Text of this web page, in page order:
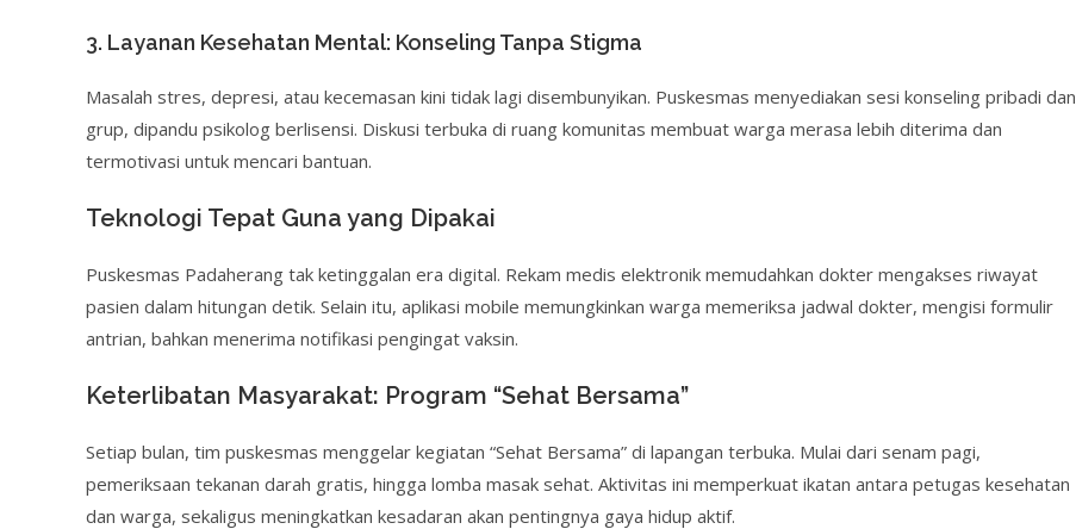
3. Layanan Kesehatan Mental: Konseling Tanpa Stigma
Masalah stres, depresi, atau kecemasan kini tidak lagi disembunyikan. Puskesmas menyediakan sesi konseling pribadi dan
grup, dipandu psikolog berlisensi. Diskusi terbuka di ruang komunitas membuat warga merasa lebih diterima dan
termotivasi untuk mencari bantuan.
Teknologi Tepat Guna yang Dipakai
Puskesmas Padaherang tak ketinggalan era digital. Rekam medis elektronik memudahkan dokter mengakses riwayat
pasien dalam hitungan detik. Selain itu, aplikasi mobile memungkinkan warga memeriksa jadwal dokter, mengisi formulir
antrian, bahkan menerima notifikasi pengingat vaksin.
Keterlibatan Masyarakat: Program “Sehat Bersama”
Setiap bulan, tim puskesmas menggelar kegiatan “Sehat Bersama” di lapangan terbuka. Mulai dari senam pagi,
pemeriksaan tekanan darah gratis, hingga lomba masak sehat. Aktivitas ini memperkuat ikatan antara petugas kesehatan
dan warga, sekaligus meningkatkan kesadaran akan pentingnya gaya hidup aktif.